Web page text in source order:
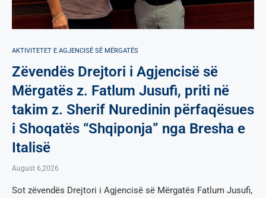
AKTIVITETET E AGJENCISË SË МËRGATËS
Zëvendës Drejtori i Agjencisë së
Mërgatës z. Fatlum Jusufi, priti në
takim z. Sherif Nuredinin përfaqësues
i Shoqatës “Shqiponja” nga Bresha e
Italisë
August 6,2026
Sot zëvendës Drejtori i Agjencisë së Mërgatës Fatlum Jusufi,